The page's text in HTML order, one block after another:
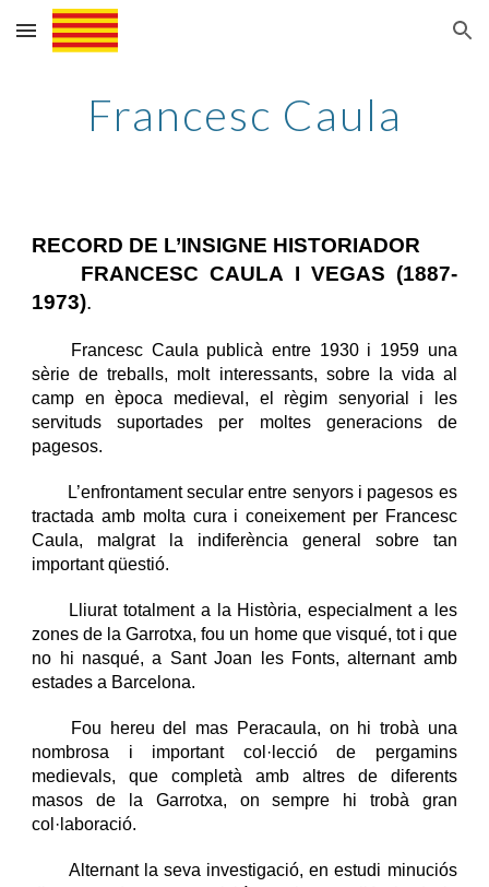
Skip to main content Skip to navigation
Francesc Caula
RECORD DE L’INSIGNE HISTORIADOR
FRANCESC CAULA I VEGAS (1887-
1973).
Francesc Caula publicà entre 1930 i 1959 una
sèrie de treballs, molt interessants, sobre la vida al
camp en època medieval, el règim senyorial i les
servituds suportades per moltes generacions de
pagesos.
L’enfrontament secular entre senyors i pagesos es
tractada amb molta cura i coneixement per Francesc
Caula, malgrat la indiferència general sobre tan
important qüestió.
Lliurat totalment a la Història, especialment a les
zones de la Garrotxa, fou un home que visqué, tot i que
no hi nasqué, a Sant Joan les Fonts, alternant amb
estades a Barcelona.
Fou hereu del mas Peracaula, on hi trobà una
nombrosa i important col·lecció de pergamins
medievals, que completà amb altres de diferents
masos de la Garrotxa, on sempre hi trobà gran
col·laboració.
Alternant la seva investigació, en estudi minuciós